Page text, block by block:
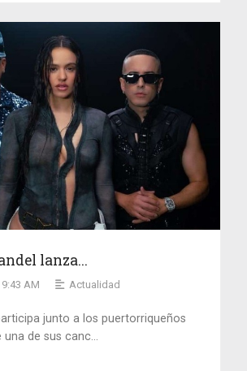
lanza...
AM Actualidad
junto a los puertorriqueños
de sus canc...